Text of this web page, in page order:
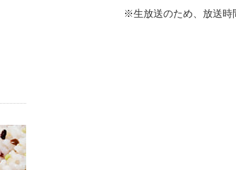
※生放送のため、放送時間が前